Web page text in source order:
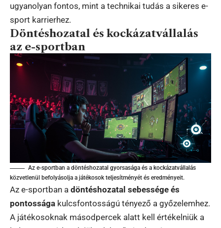
ugyanolyan fontos, mint a technikai tudás a sikeres e-
sport karrierhez.
Döntéshozatal és kockázatvállalás
az e-sportban
Az e-sportban a döntéshozatal gyorsasága és a kockázatvállalás
közvetlenül befolyásolja a játékosok teljesítményét és eredményeit.
Az e-sportban a döntéshozatal sebessége és
pontossága kulcsfontosságú tényező a győzelemhez.
A játékosoknak másodpercek alatt kell értékelniük a